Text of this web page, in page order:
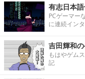
有志日本
PCゲーマー
に連続インタ
吉田輝和
もはやゲム
記